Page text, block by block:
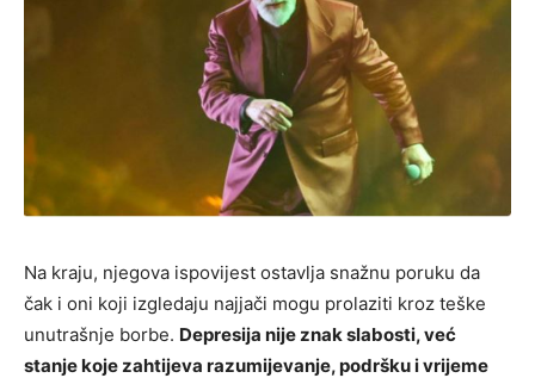
Na kraju, njegova ispovijest ostavlja snažnu poruku da
čak i oni koji izgledaju najjači mogu prolaziti kroz teške
unutrašnje borbe. Depresija nije znak slabosti, već
stanje koje zahtijeva razumijevanje, podršku i vrijeme